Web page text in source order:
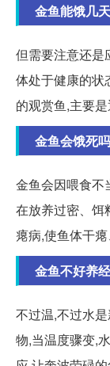
金鱼能饿几
但需要注意还是
体处于健康的状
的观赏鱼,主要
金鱼会饿死
金鱼会因喂食不
在放养过密、饵
瘪病,使鱼体干瘪
金鱼不好养
不过温,不过水
物,当温度骤变,